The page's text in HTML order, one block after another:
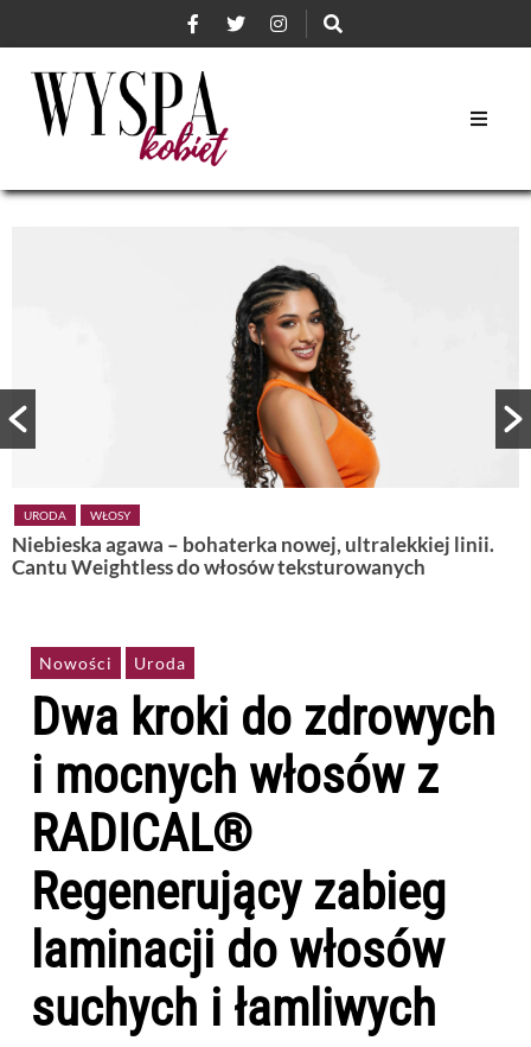
URODA WŁOSY
Niebieska agawa – bohaterka nowej, ultralekkiej linii.
Cantu Weightless do włosów teksturowanych
Nowości Uroda
Dwa kroki do zdrowych
i mocnych włosów z
RADICAL®
Regenerujący zabieg
laminacji do włosów
suchych i łamliwych